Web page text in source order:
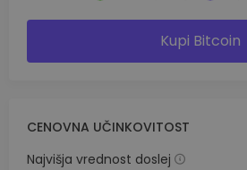
Kupi Bitcoin
CENOVNA UČINKOVITOST
Najvišja vrednost doslej